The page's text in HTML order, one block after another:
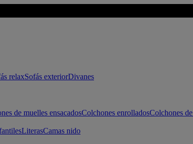
relaxSofás exteriorDivanes
de muelles ensacadosColchones enrolladosColchones
LiterasCamas nido